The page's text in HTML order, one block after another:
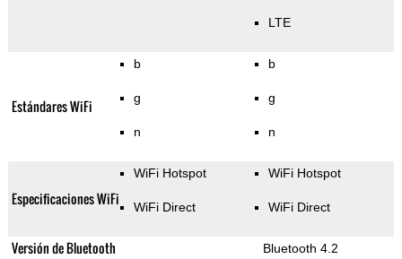
LTE
Estándares WiFi
b
g
n
b
g
n
Especificaciones WiFi
WiFi Hotspot
WiFi Direct
WiFi Hotspot
WiFi Direct
Versión de Bluetooth Bluetooth 4.2